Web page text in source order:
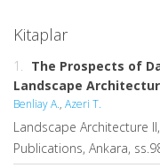
Kitaplar
1. The Prospects of
Landscape
Benliay A., Azeri T.
Landscape Architecture
Publications, Ankara,